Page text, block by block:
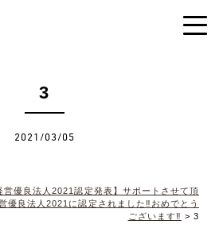
3
2021/03/05
営優良法人2021認定発表】サポートさせて頂
優良法人2021に認定されました‼おめでとう
ございます‼ > 3